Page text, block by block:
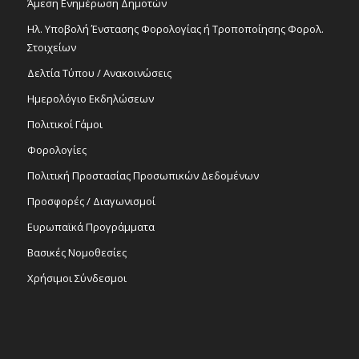
Ηλ. Υποβολή Ένστασης Φορολογίας ή Τροποποίησης Φορολ.
Στοιχείων
Δελτία Τύπου / Ανακοινώσεις
Ημερολόγιο Εκδηλώσεων
Πολιτικοί Γάμοι
Φορολογίες
Πολιτική Προστασίας Προσωπικών Δεδομένων
Προσφορές / Διαγωνισμοί
Ευρωπαϊκά Προγράμματα
Βασικές Νομοθεσίες
Χρήσιμοι Σύνδεσμοι